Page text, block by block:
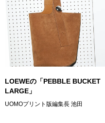
LOEWEの「PEBBLE BUCKET
LARGE」
UOMOプリント版編集長 池田